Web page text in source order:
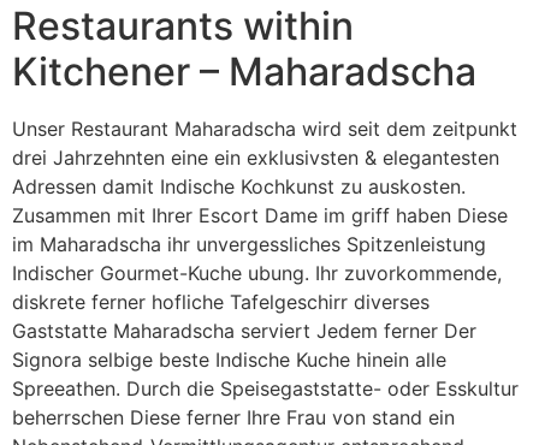
Restaurants within
Kitchener – Maharadscha
Unser Restaurant Maharadscha wird seit dem zeitpunkt
drei Jahrzehnten eine ein exklusivsten & elegantesten
Adressen damit Indische Kochkunst zu auskosten.
Zusammen mit Ihrer Escort Dame im griff haben Diese
im Maharadscha ihr unvergessliches Spitzenleistung
Indischer Gourmet-Kuche ubung. Ihr zuvorkommende,
diskrete ferner hofliche Tafelgeschirr diverses
Gaststatte Maharadscha serviert Jedem ferner Der
Signora selbige beste Indische Kuche hinein alle
Spreeathen. Durch die Speisegaststatte- oder Esskultur
beherrschen Diese ferner Ihre Frau von stand ein